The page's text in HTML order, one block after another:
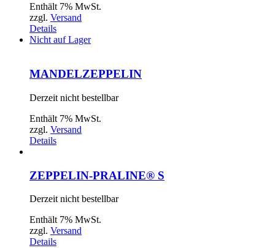
Enthält 7% MwSt.
zzgl. Versand
Details
Nicht auf Lager
MANDELZEPPELIN
Derzeit nicht bestellbar
Enthält 7% MwSt.
zzgl. Versand
Details
ZEPPELIN-PRALINE® S
Derzeit nicht bestellbar
Enthält 7% MwSt.
zzgl. Versand
Details